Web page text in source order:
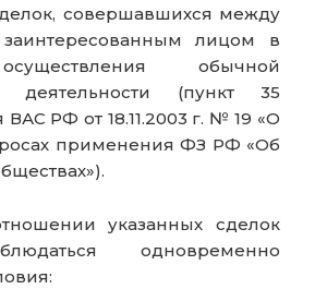
совершавшихся между
лицом в
обычной
деятельности (пункт 35
РФ от 18.11.2003 г. № 19 «О
применения ФЗ РФ «Об
указанных сделок
одновременно